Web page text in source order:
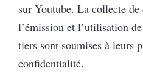
sur Youtube. La collecte de
l’émission et l’utilisation
tiers sont soumises à leurs
confidentialité.